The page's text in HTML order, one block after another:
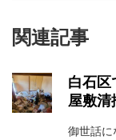
関連記事
白石区
屋敷清
御世話